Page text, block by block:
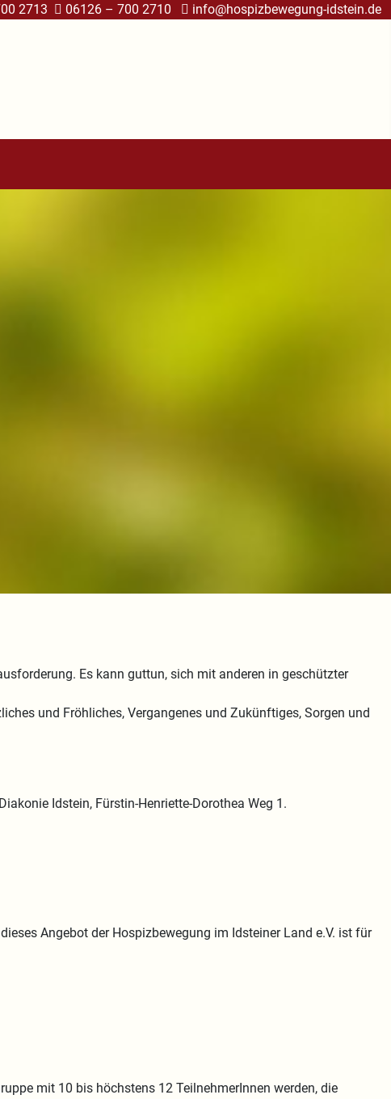
2713 06126 – 700 2710 info@hospizbewegung-idstein.de
Es kann guttun, sich mit anderen in geschützter
und Fröhliches, Vergangenes und Zukünftiges, Sorgen und
Idstein, Fürstin-Henriette-Dorothea Weg 1.
Angebot der Hospizbewegung im Idsteiner Land e.V. ist für
mit 10 bis höchstens 12 TeilnehmerInnen werden, die